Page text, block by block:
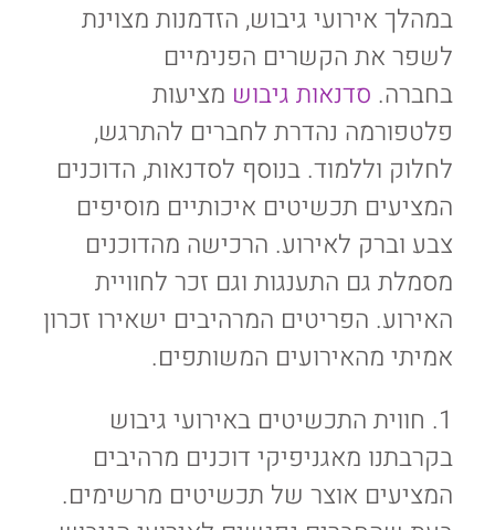
במהלך אירועי גיבוש, הזדמנות מצוינת
לשפר את הקשרים הפנימיים
בחברה. סדנאות גיבוש מציעות
פלטפורמה נהדרת לחברים להתרגש,
לחלוק וללמוד. בנוסף לסדנאות, הדוכנים
המציעים תכשיטים איכותיים מוסיפים
צבע וברק לאירוע. הרכישה מהדוכנים
מסמלת גם התענגות וגם זכר לחוויית
האירוע. הפריטים המרהיבים ישאירו זכרון
אמיתי מהאירועים המשותפים.
1. חווית התכשיטים באירועי גיבוש
בקרבתנו מאגניפיקי דוכנים מרהיבים
המציעים אוצר של תכשיטים מרשימים.